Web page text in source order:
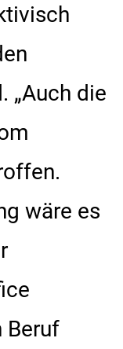
„Auch die
wäre es
Beruf